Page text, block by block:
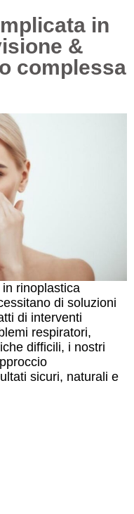
in
&
complessa
rinoplastica
di soluzioni
di interventi
respiratori,
difficili, i nostri
sicuri, naturali e